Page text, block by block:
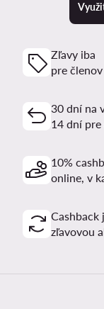
Zľavy iba
pre
30 dní na
14 dní
10%
online, v
Cashback
zľavovou